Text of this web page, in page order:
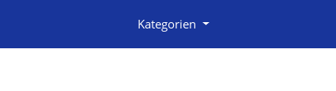
Kategorien